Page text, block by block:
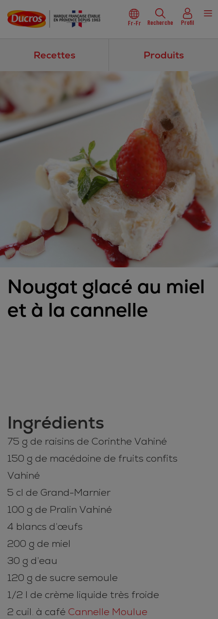
Fr-Fr Recherche Profil
Recettes Produits
Nougat glacé au miel
et à la cannelle
Ingrédients
75 g de raisins de Corinthe Vahiné
150 g de macédoine de fruits confits
Vahiné
5 cl de Grand-Marnier
100 g de Pralin Vahiné
4 blancs d’œufs
200 g de miel
30 g d’eau
120 g de sucre semoule
1/2 l de crème liquide très froide
2 cuil. à café Cannelle Moulue